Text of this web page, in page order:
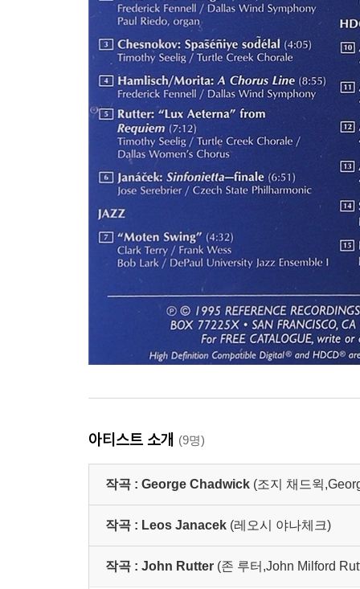
아티스트 소개 (9명)
작곡 : George Chadwick (조지 채드윅
작곡 : Leos Janacek (레오시 야나체크)
작곡 : John Rutter (존 루터,John Milford